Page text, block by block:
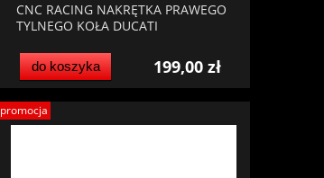
CNC RACING NAKRĘTKA PRAWEGO
TYLNEGO KOŁA DUCATI
199,00 zł
do koszyka
promocja